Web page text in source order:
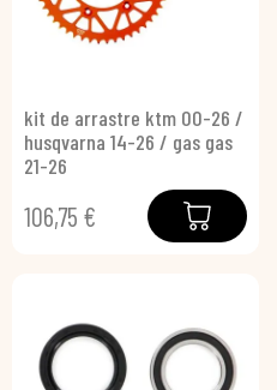
kit de arrastre ktm 00-26 /
husqvarna 14-26 / gas gas
21-26
106,75 €